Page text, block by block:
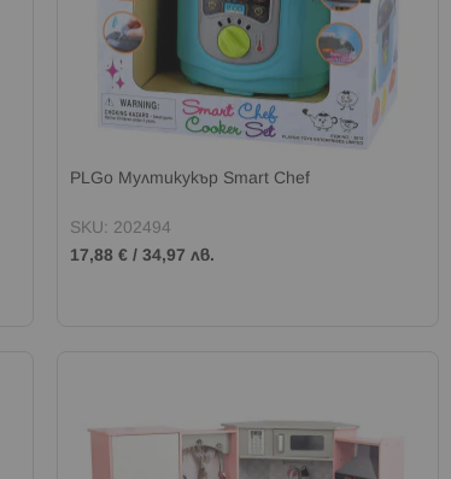
PLGo Мултикукър Smart Chef
SKU: 202494
17,88 € /34,97 лв.